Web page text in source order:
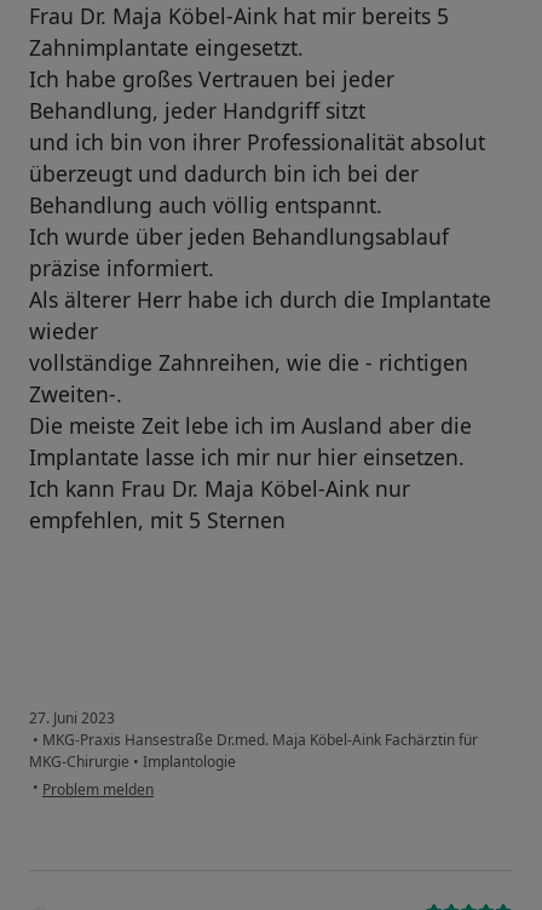
Frau Dr. Maja Köbel-Aink hat mir bereits 5
Zahnimplantate eingesetzt.
Ich habe großes Vertrauen bei jeder
Behandlung, jeder Handgriff sitzt
und ich bin von ihrer Professionalität absolut
überzeugt und dadurch bin ich bei der
Behandlung auch völlig entspannt.
Ich wurde über jeden Behandlungsablauf
präzise informiert.
Als älterer Herr habe ich durch die Implantate
wieder
vollständige Zahnreihen, wie die - richtigen
Zweiten-.
Die meiste Zeit lebe ich im Ausland aber die
Implantate lasse ich mir nur hier einsetzen.
Ich kann Frau Dr. Maja Köbel-Aink nur
empfehlen, mit 5 Sternen
27. Juni 2023
• MKG-Praxis Hansestraße Dr.med. Maja Köbel-Aink Fachärztin für
MKG-Chirurgie • Implantologie
• Problem melden